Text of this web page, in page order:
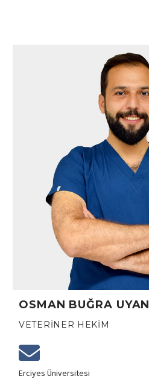
OSMAN BUĞRA UYAN
VETERINER HEKIM
Erciyes Üniversitesi